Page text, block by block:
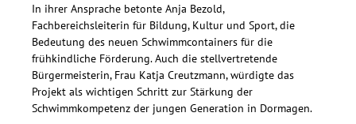
In ihrer Ansprache betonte Anja Bezold,
Fachbereichsleiterin für Bildung, Kultur und Sport, die
Bedeutung des neuen Schwimmcontainers für die
frühkindliche Förderung. Auch die stellvertretende
Bürgermeisterin, Frau Katja Creutzmann, würdigte das
Projekt als wichtigen Schritt zur Stärkung der
Schwimmkompetenz der jungen Generation in Dormagen.